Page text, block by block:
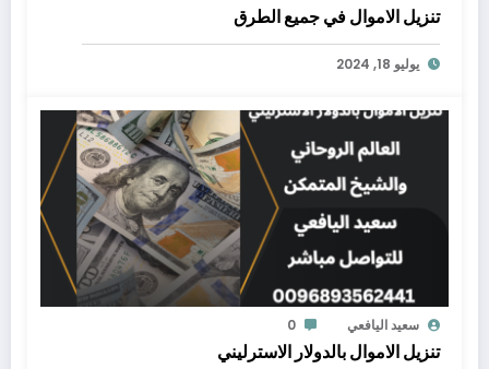
تنزيل الاموال في جميع الطرق
يوليو 18, 2024
سعيد اليافعي 0
تنزيل الاموال بالدولار الاسترليني